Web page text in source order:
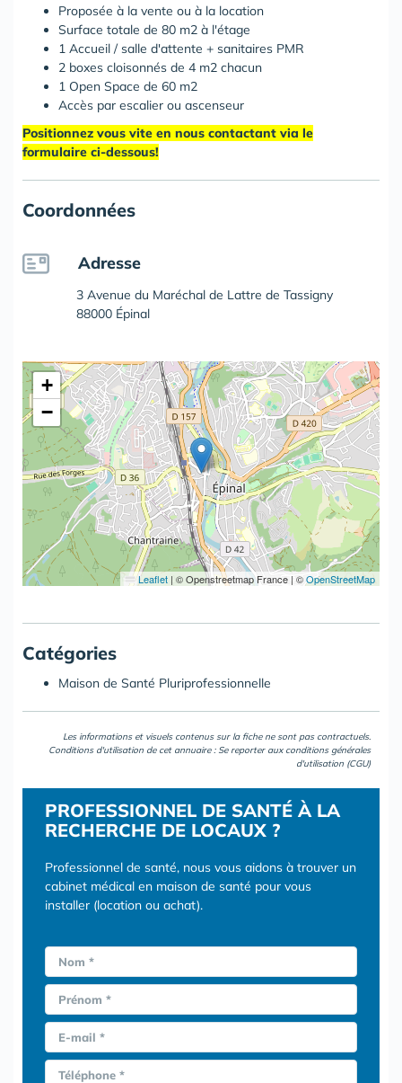
Proposée à la vente ou à la location
Surface totale de 80 m2 à l'étage
1 Accueil / salle d'attente + sanitaires PMR
2 boxes cloisonnés de 4 m2 chacun
1 Open Space de 60 m2
Accès par escalier ou ascenseur
Positionnez vous vite en nous contactant via le
formulaire ci-dessous!
Coordonnées
Adresse
3 Avenue du Maréchal de Lattre de Tassigny
88000 Épinal
+
−
Leaflet | © Openstreetmap France | ©OpenStreetMap
Catégories
Maison de Santé Pluriprofessionnelle
Les informations et visuels contenus sur la fiche ne sont pas contractuels.
Conditions d'utilisation de cet annuaire : Se reporter aux conditions générales
d'utilisation (CGU)
PROFESSIONNEL DE SANTÉ À LA
RECHERCHE DE LOCAUX ?
Professionnel de santé, nous vous aidons à trouver un
cabinet médical en maison de santé pour vous
installer (location ou achat).
Nom *
Prénom *
E-mail *
Téléphone *